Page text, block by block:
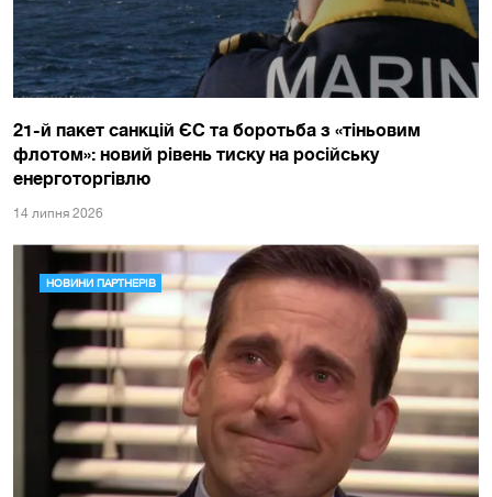
21-й пакет санкцій ЄС та боротьба з «тіньовим
флотом»: новий рівень тиску на російську
енерготоргівлю
14 липня 2026